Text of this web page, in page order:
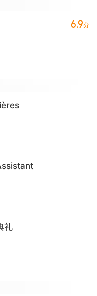
6.9分
礼